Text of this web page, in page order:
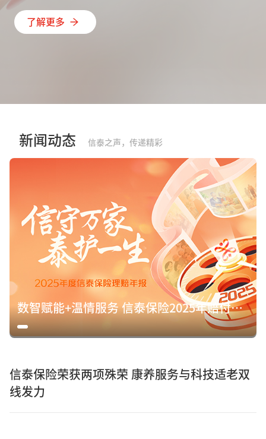
了解更多
新闻动态 信泰之声，传递精彩
数智赋能+温情服务 信泰保险2025年赔付15.8亿元诠释保险初心
信泰保险荣获两项殊荣 康养服务与科技适老双
线发力